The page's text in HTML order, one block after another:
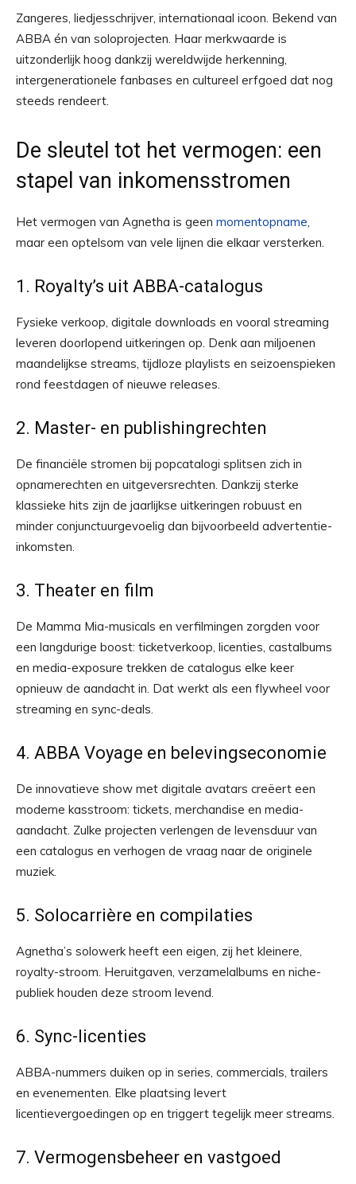
Zangeres, liedjesschrijver, internationaal icoon. Bekend van
ABBA én van soloprojecten. Haar merkwaarde is
uitzonderlijk hoog dankzij wereldwijde herkenning,
intergenerationele fanbases en cultureel erfgoed dat nog
steeds rendeert.
De sleutel tot het vermogen: een
stapel van inkomensstromen
Het vermogen van Agnetha is geen momentopname,
maar een optelsom van vele lijnen die elkaar versterken.
1. Royalty’s uit ABBA-catalogus
Fysieke verkoop, digitale downloads en vooral streaming
leveren doorlopend uitkeringen op. Denk aan miljoenen
maandelijkse streams, tijdloze playlists en seizoenspieken
rond feestdagen of nieuwe releases.
2. Master- en publishingrechten
De financiële stromen bij popcatalogi splitsen zich in
opnamerechten en uitgeversrechten. Dankzij sterke
klassieke hits zijn de jaarlijkse uitkeringen robuust en
minder conjunctuurgevoelig dan bijvoorbeeld advertentie-
inkomsten.
3. Theater en film
De Mamma Mia-musicals en verfilmingen zorgden voor
een langdurige boost: ticketverkoop, licenties, castalbums
en media-exposure trekken de catalogus elke keer
opnieuw de aandacht in. Dat werkt als een flywheel voor
streaming en sync-deals.
4. ABBA Voyage en belevingseconomie
De innovatieve show met digitale avatars creëert een
moderne kasstroom: tickets, merchandise en media-
aandacht. Zulke projecten verlengen de levensduur van
een catalogus en verhogen de vraag naar de originele
muziek.
5. Solocarrière en compilaties
Agnetha’s solowerk heeft een eigen, zij het kleinere,
royalty-stroom. Heruitgaven, verzamelalbums en niche-
publiek houden deze stroom levend.
6. Sync-licenties
ABBA-nummers duiken op in series, commercials, trailers
en evenementen. Elke plaatsing levert
licentievergoedingen op en triggert tegelijk meer streams.
7. Vermogensbeheer en vastgoed